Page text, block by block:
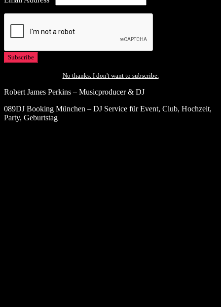
No thanks. I don't want to subscribe.
Robert James Perkins – Musicproducer & DJ
089DJ Booking München – DJ Service für Event, Club, Hochzeit,
Party, Geburtstag